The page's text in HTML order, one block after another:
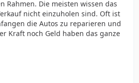
Rahmen. Die meisten wissen das
nicht einzuholen sind. Oft ist
die Autos zu reparieren und
Kraft noch Geld haben das ganze